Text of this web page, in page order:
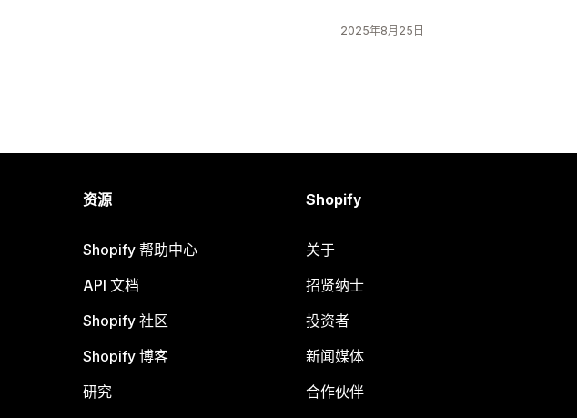
2025年8月25日
资源
Shopify 帮助中心
API 文档
Shopify 社区
Shopify 博客
研究
Shopify
关于
招贤纳士
投资者
新闻媒体
合作伙伴